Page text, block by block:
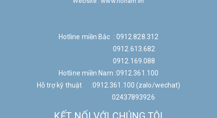
Hotline miền Bắc : 0912.828.312
0912.613.682
0912.169.088
Hotline miền Nam :0912.361.100
Hỗ trợ kỹ thuật :0912.361.100 (zalo/wechat)
02437893926